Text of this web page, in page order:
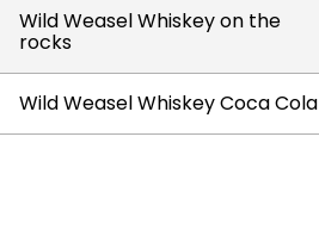
Wild Weasel Whiskey on the
rocks
Wild Weasel Whiskey Coca Cola